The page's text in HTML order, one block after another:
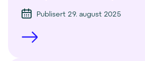
Publisert 29. august 2025